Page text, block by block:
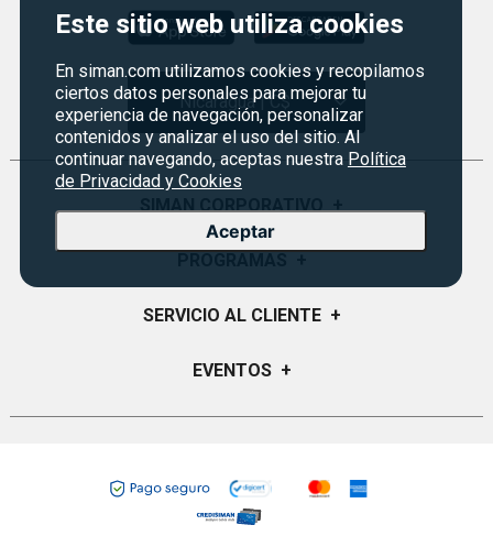
Este sitio web utiliza cookies
En siman.com utilizamos cookies y recopilamos
ciertos datos personales para mejorar tu
experiencia de navegación, personalizar
contenidos y analizar el uso del sitio. Al
continuar navegando, aceptas nuestra Política
de Privacidad y Cookies
Aceptar
Nicaragua | C$
SIMAN CORPORATIVO +
Quiénes Somos
Visión y Misión
Sucursales
Monedero
Credisiman
SERVICIO AL CLIENTE +
Preguntas Frecuentes
Seguridad del sitio
Política de Privacidad
EVENTOS +
Fiesta del fútbol